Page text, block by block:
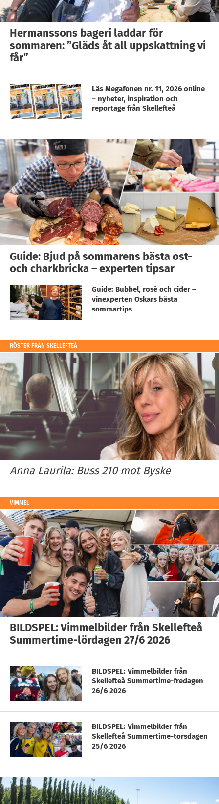
Hermanssons bageri laddar för
sommaren: ”Gläds åt all uppskattning vi
får”
Läs Megafonen nr. 11, 2026 online
– nyheter, inspiration och
reportage från Skellefteå
Guide: Bjud på sommarens bästa ost-
och charkbricka – experten tipsar
Guide: Bubbel, rosé och cider –
vinexperten Oskars bästa
sommartips
RÖSTER FRÅN SKELLEFTEÅ
Anna Laurila: Buss 210 mot Byske
VIMMEL
BILDSPEL: Vimmelbilder från Skellefteå
Summertime-lördagen 27/6 2026
BILDSPEL: Vimmelbilder från
Skellefteå Summertime-fredagen
26/6 2026
BILDSPEL: Vimmelbilder från
Skellefteå Summertime-torsdagen
25/6 2026